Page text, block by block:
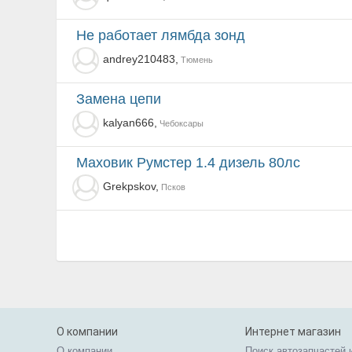
не работает лямбда зонд
andrey210483, Тюмень
Замена цепи
kalyan666, Чебоксары
Маховик Румстер 1.4 дизель 80лс
Grekpskov, Псков
О компании Интернет магазин